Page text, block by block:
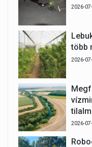
2026-
több
2026-
2026-